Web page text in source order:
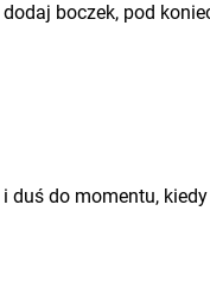
dodaj boczek, pod
duś do momentu,